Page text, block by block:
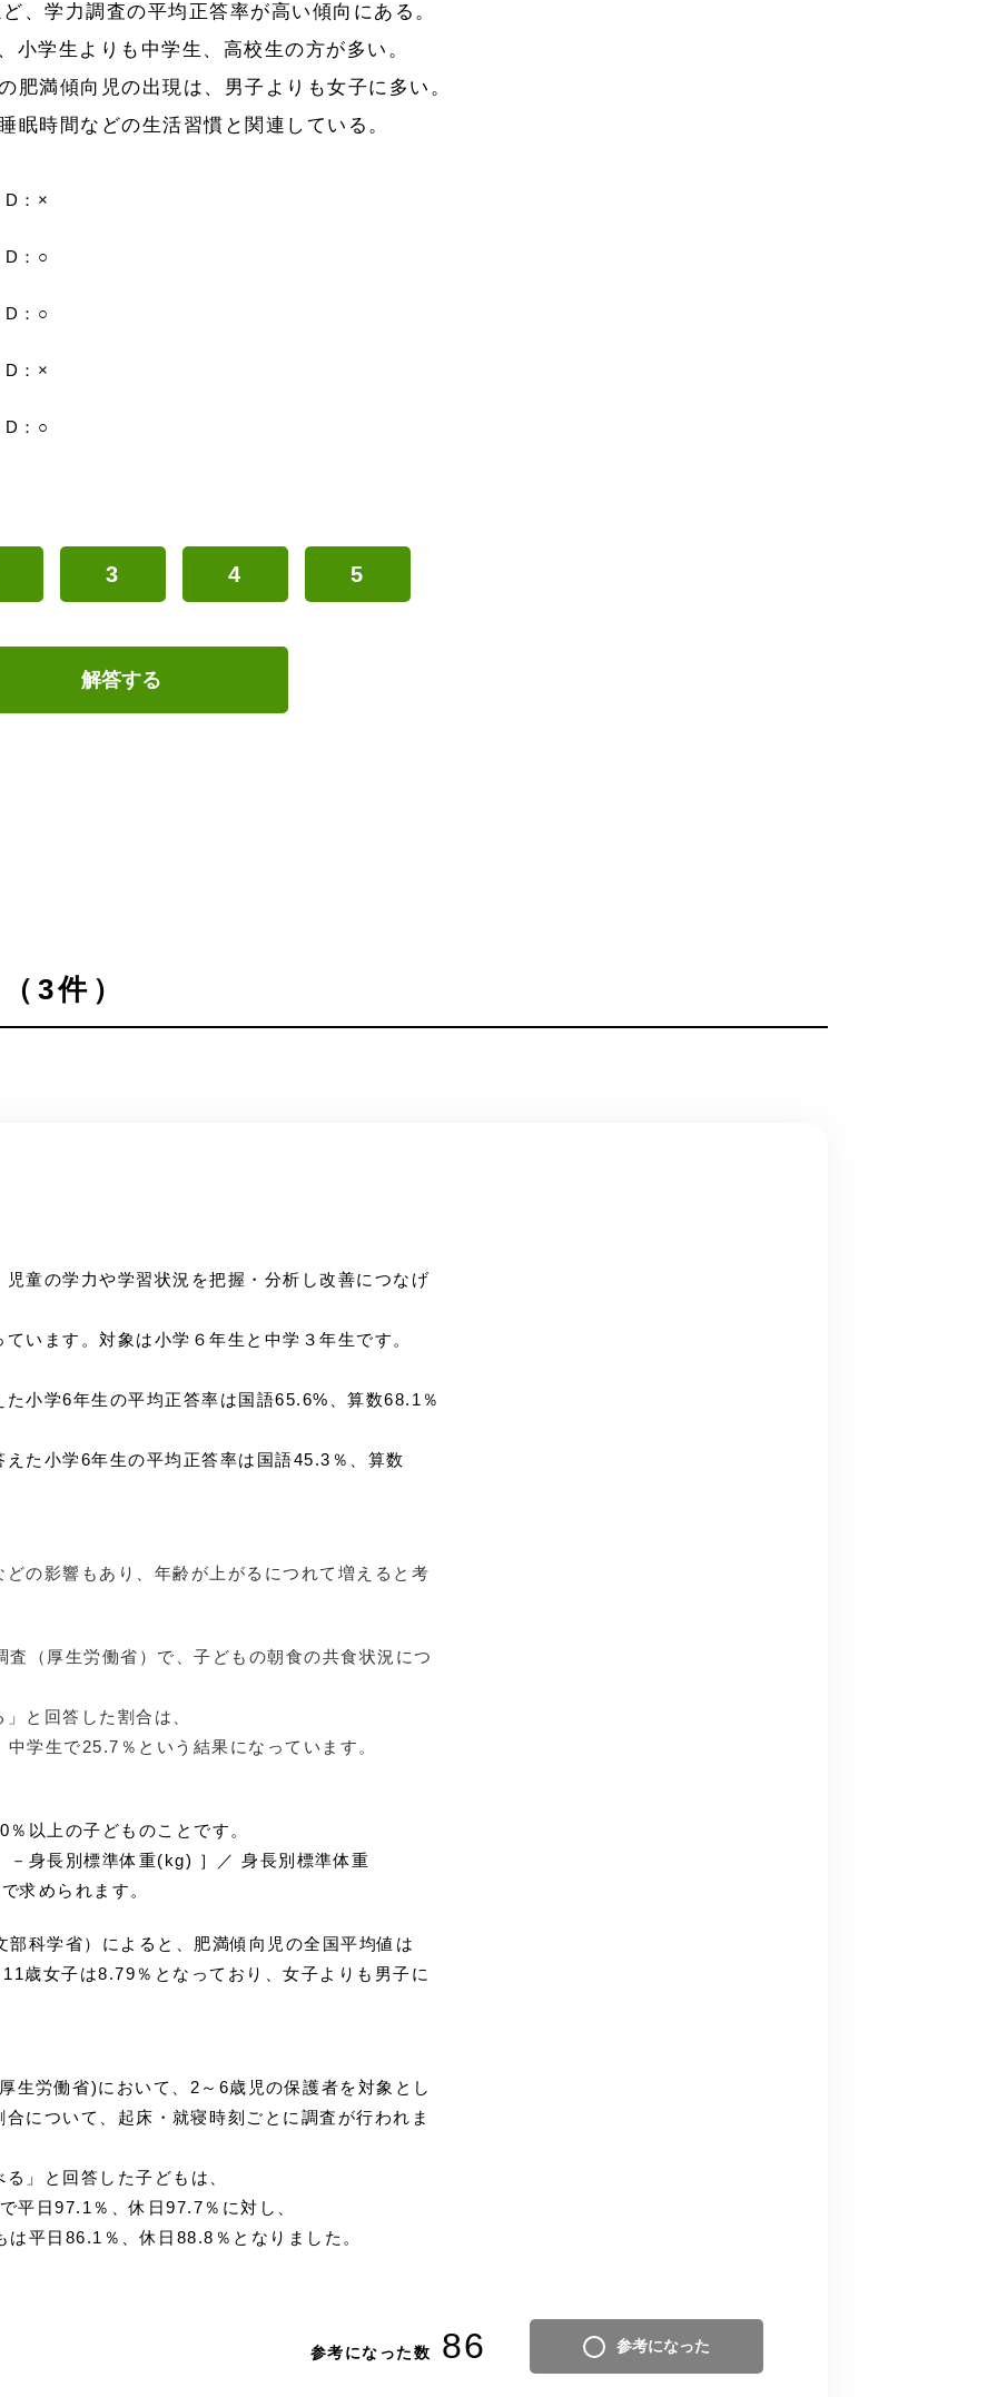
、学力調査の平均正答率が高い傾向にある。
学生よりも中学生、高校生の方が多い。
満傾向児の出現は、男子よりも女子に多い。
時間などの生活習慣と関連している。
×
○
○
×
○
3 4 5
解答する
3件）
童の学力や学習状況を把握・分析し改善につなげ
います。対象は小学６年生と中学３年生です。
た小学6年生の平均正答率は国語65.6%、算数68.1％
えた小学6年生の平均正答率は国語45.3％、算数
の影響もあり、年齢が上がるにつれて増えると考
（厚生労働省）で、子どもの朝食の共食状況につ
と回答した割合は、
学生で25.7％という結果になっています。
以上の子どものことです。
－身長別標準体重(kg) ］／ 身長別標準体重
求められます。
部科学省）によると、肥満傾向児の全国平均値は
歳女子は8.79％となっており、女子よりも男子に
生労働省)において、2～6歳児の保護者を対象とし
について、起床・就寝時刻ごとに調査が行われま
」と回答した子どもは、
平日97.1％、休日97.7％に対し、
平日86.1％、休日88.8％となりました。
参考になった数 86 参考になった